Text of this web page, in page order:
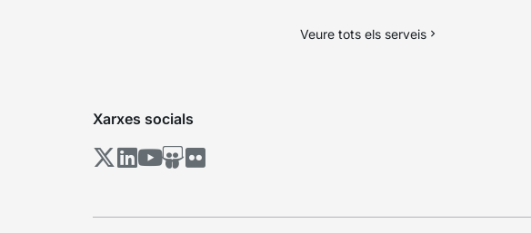
Veure tots els serveis
Xarxes socials